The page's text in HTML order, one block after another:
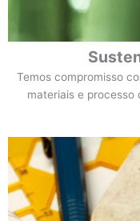
Temos compromisso
materiais e processo